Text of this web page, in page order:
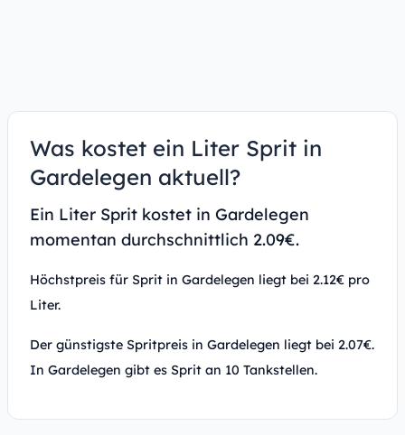
Was kostet ein Liter Sprit in
Gardelegen aktuell?
Ein Liter Sprit kostet in Gardelegen
momentan durchschnittlich 2.09€.
Höchstpreis für Sprit in Gardelegen liegt bei 2.12€ pro
Liter.
Der günstigste Spritpreis in Gardelegen liegt bei 2.07€.
In Gardelegen gibt es Sprit an 10 Tankstellen.